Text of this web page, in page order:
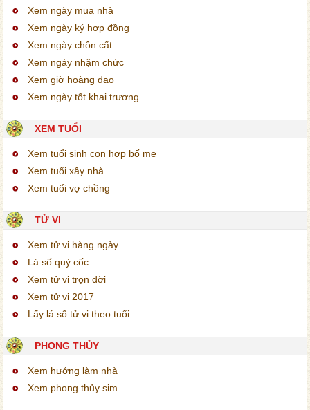
Xem ngày mua nhà
Xem ngày ký hợp đồng
Xem ngày chôn cất
Xem ngày nhậm chức
Xem giờ hoàng đạo
Xem ngày tốt khai trương
XEM TUỔI
Xem tuổi sinh con hợp bố mẹ
Xem tuổi xây nhà
Xem tuổi vợ chồng
TỬ VI
Xem tử vi hàng ngày
Lá số quỷ cốc
Xem tử vi trọn đời
Xem tử vi 2017
Lấy lá số tử vi theo tuổi
PHONG THỦY
Xem hướng làm nhà
Xem phong thủy sim